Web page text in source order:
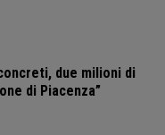
due milioni di
di Piacenza”